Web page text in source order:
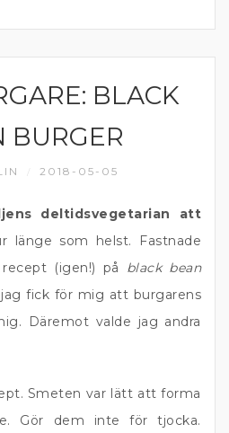
BLACK
BURGER
2018-05-05
deltidsvegetarian att
länge som helst. Fastnade
(igen!) på black bean
fick för mig att burgarens
Däremot valde jag andra
Smeten var lätt att forma
Gör dem inte för tjocka.